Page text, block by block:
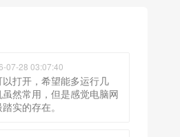
07-28 03:07:40
以打开，希望能多运行几
然常用，但是感觉电脑网
实的存在。